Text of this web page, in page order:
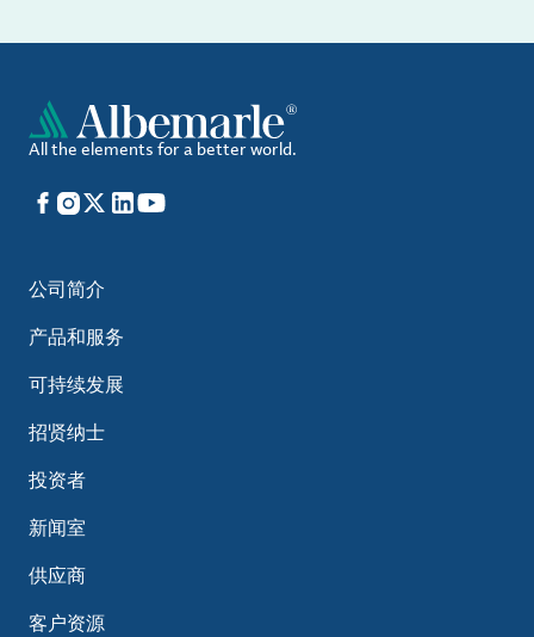
All the elements for a better world.
Facebook
Instagram
X LinkedIn
YouTube
公司简介
产品和服务
可持续发展
招贤纳士
投资者
新闻室
供应商
客户资源